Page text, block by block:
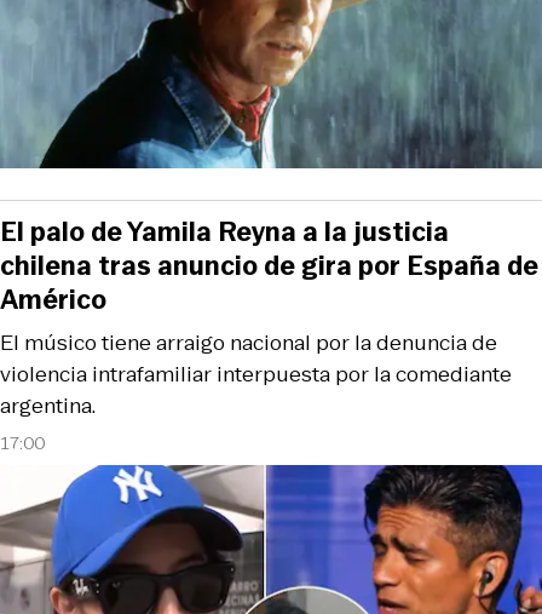
17:00
El músico tiene arraigo nacional por la denuncia de
violencia intrafamiliar interpuesta por la comediante
argentina.
El palo de Yamila Reyna a la justicia
chilena tras anuncio de gira por España de
Américo